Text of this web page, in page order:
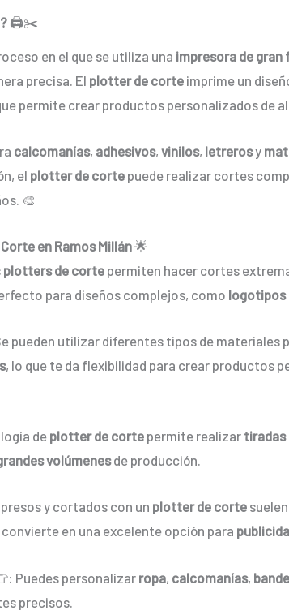
🖨️✂️
en el que se utiliza una impresora de
precisa. El plotter de corte imprime un
permite crear productos personalizados de
calcomanías, adhesivos,vinilos, letrerosy
el plotter de corte puede realizar cortes
🎨
en Ramos Millán🌟
plotters de corte permiten hacer cortes
para diseños complejos, como logotipos
pueden utilizar diferentes tipos de materiales
, lo que te da flexibilidad para crear productos
de plotter de corte permite realizar tiradas
volúmenesde producción.
y cortados con un plotter de corte
en una excelente opción para
Puedes personalizar ropa, calcomanías,
precisos.